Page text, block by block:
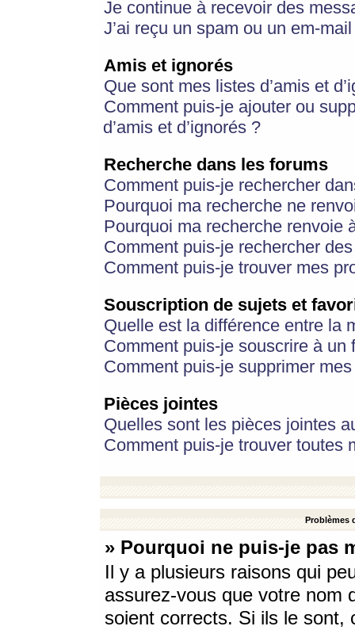
Je continue à recevoir des
J’ai reçu un spam ou un em-
Amis et ignorés
Que sont mes listes d’amis et
Comment puis-je ajouter ou
d’amis et d’ignorés ?
Recherche dans les forums
Comment puis-je rechercher
Pourquoi ma recherche ne
Pourquoi ma recherche renvoie
Comment puis-je rechercher
Comment puis-je trouver mes
Souscription de sujets et
Quelle est la différence entre la
Comment puis-je souscrire à
Comment puis-je supprimer
Pièces jointes
Quelles sont les pièces jointes
Comment puis-je trouver toutes
Problèmes
» Pourquoi ne puis-je pas
Il y a plusieurs raisons qui
assurez-vous que votre nom
soient corrects. Si ils le sont,